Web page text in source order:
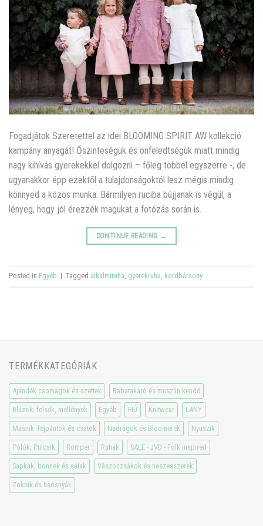
Fogadjátok Szeretettel az idei BLOOMING SPIRIT AW kollekció
kampány anyagát! Őszinteségük és önfeledtségük miatt mindig
nagy kihívás gyerekekkel dolgozni – főleg többel egyszerre -, de
ugyanakkor épp ezektől a tulajdonságoktól lesz mégis mindig
könnyed a közös munka. Bármilyen ruciba bújjanak is végül, a
lényeg, hogy jól érezzék magukat a fotózás során is.
CONTINUE READING →
Posted in Egyéb | Tagged alkalmiruha, gyerekruha, kordbársony
TERMÉKKATEGÓRIÁK
Ajándék csomagok és szettek Babatakaró és muszlin kendő
Blúzok, felsők, mellények Egyéb FIÚ Knitwear LÁNY
Masnik -fejpántok és csatok Nadrágok és Bloomerek Nyuszik
Pólók, Pulcsik Romper Ruhák SALE - JVD - Folk inspired
Sapkák, bonnek és sálak Vászonzsákok és neszesszerek
Zoknik és harisnyák